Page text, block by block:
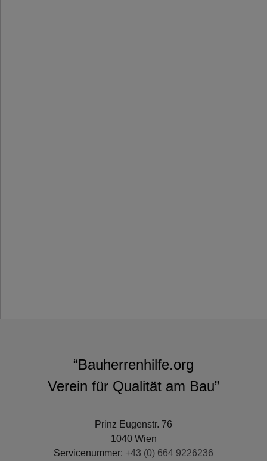
“Bauherrenhilfe.org
Verein für Qualität am Bau”
Prinz Eugenstr. 76
1040 Wien
Servicenummer: +43 (0) 664 9226236